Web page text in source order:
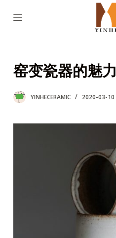
跳
窑变瓷器的魅力
YINHECERAMIC 2020-03-10